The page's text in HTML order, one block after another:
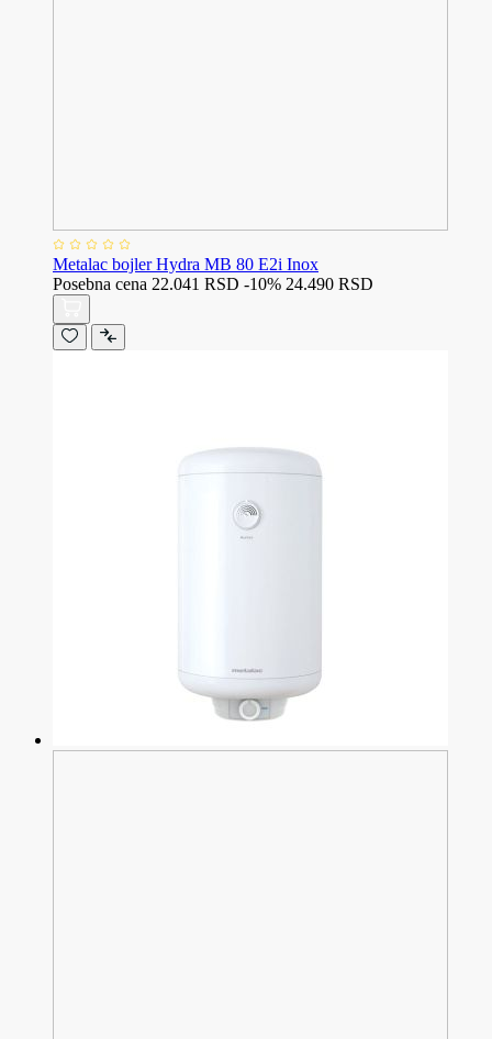
Metalac bojler Hydra MB 80 E2i Inox
Posebna cena 22.041 RSD -10% 24.490 RSD